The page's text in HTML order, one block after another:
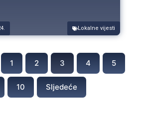
Lokalne vijesti
1 2 3 4 5
10 Sljedeće